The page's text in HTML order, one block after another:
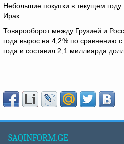
Небольшие покупки в текущем
Ирак.
Товарооборот между Грузией и
года вырос на 4,2% по сравнению
года и составил 2,1 миллиарда
SAQINFORM.GE